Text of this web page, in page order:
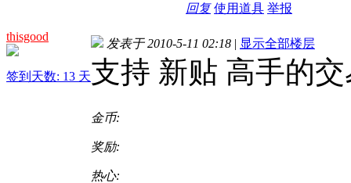
回复 使用道具 举报
thisgood
签到天数: 13 天
发表于 2010-5-11 02:18 | 显示全部楼层
支持 新贴 高手的
金币:
奖励:
热心: